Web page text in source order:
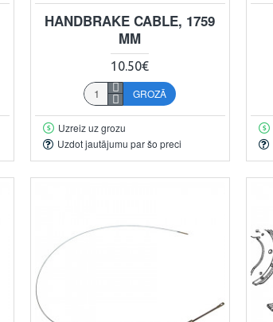
HANDBRAKE CABLE, 1759
MM
10.50€
GROZĀ
Uzreiz uz grozu
Uzdot jautājumu par šo preci